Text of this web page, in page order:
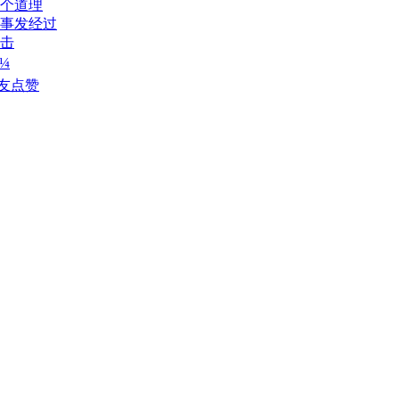
道理
发经过
点赞